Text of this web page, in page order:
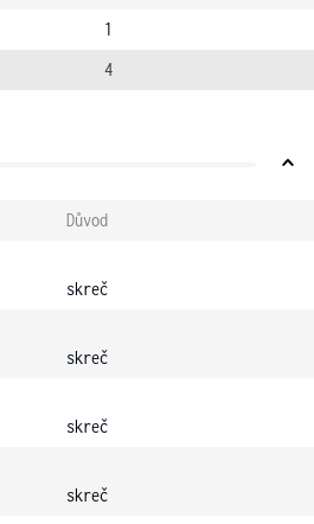
1
4
Důvod
skreč
skreč
skreč
skreč